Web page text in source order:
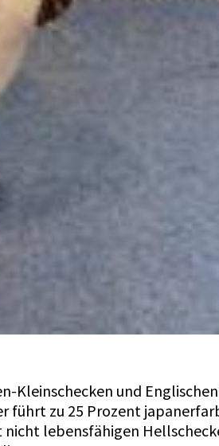
Kleinschecken und
führt zu 25 Prozent
lebensfähigen